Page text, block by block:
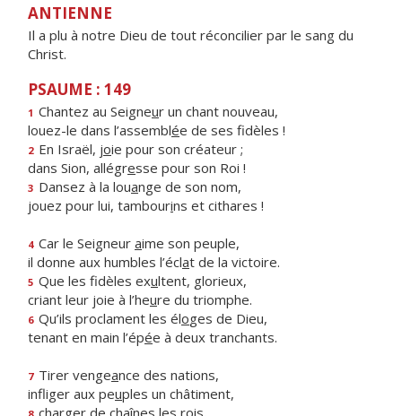
ANTIENNE
Il a plu à notre Dieu de tout réconcilier par le sang du
Christ.
PSAUME : 149
1 Chantez au Seigneur un chant nouveau,
louez-le dans l’assemblée de ses fidèles !
2 En Israël, joie pour son créateur ;
dans Sion, allégresse pour son Roi !
3 Dansez à la louange de son nom,
jouez pour lui, tambourins et cithares !
4 Car le Seigneur aime son peuple,
il donne aux humbles l’éclat de la victoire.
5 Que les fidèles exultent, glorieux,
criant leur joie à l’heure du triomphe.
6 Qu’ils proclament les éloges de Dieu,
tenant en main l’épée à deux tranchants.
7 Tirer vengeance des nations,
infliger aux peuples un châtiment,
charger de chaînes les rois,